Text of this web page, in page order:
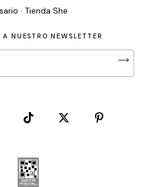
· Tienda She
A NUESTRO NEWSLETTER